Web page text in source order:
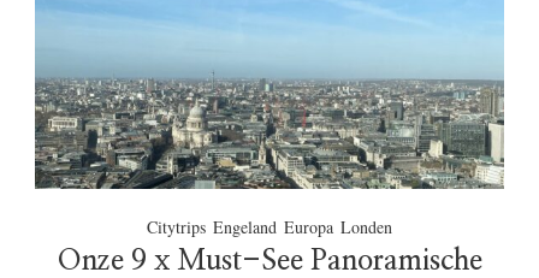
Citytrips Engeland Europa Londen
Onze 9 x Must-See Panoramische